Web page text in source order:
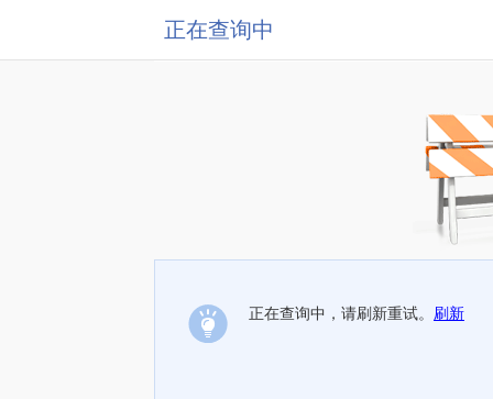
正在查询中
正在查询中，请刷新重试。 刷新